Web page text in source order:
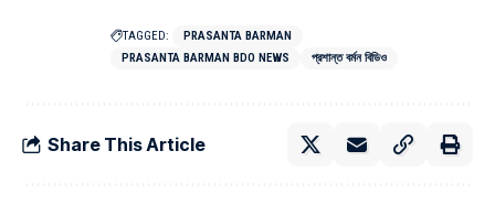
TAGGED:
PRASANTA BARMAN
PRASANTA BARMAN BDO NEWS
প্রশান্ত বর্মন বিডিও
Share This Article